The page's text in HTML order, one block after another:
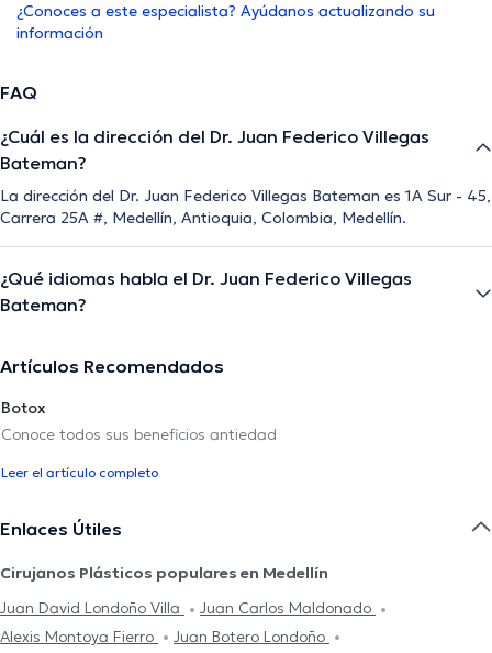
¿Conoces a este especialista? Ayúdanos actualizando su
información
FAQ
¿Cuál es la dirección del Dr. Juan Federico Villegas
Bateman?
La dirección del Dr. Juan Federico Villegas Bateman es 1A Sur - 45,
Carrera 25A #, Medellín, Antioquia, Colombia, Medellín.
¿Qué idiomas habla el Dr. Juan Federico Villegas
Bateman?
Artículos Recomendados
Botox
Conoce todos sus beneficios antiedad
Leer el artículo completo
Enlaces Útiles
Cirujanos Plásticos populares en Medellín
Juan David Londoño Villa
Juan Carlos Maldonado
Alexis Montoya Fierro
Juan Botero Londoño